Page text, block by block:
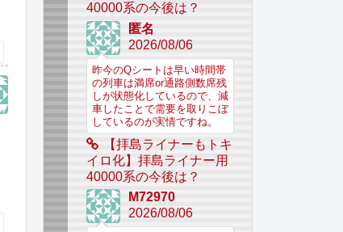
40000系の今後は？
匿名
2026/08/06
昨今のQシートは早い時間帯
の列車は満席or通路側数席残
しが状態化しているので、減
車したことで需要を取りこぼ
しているのが実情ですね。
【拝島ライナーもトキ
イロ化】拝島ライナー用
40000系の今後は？
M72970
2026/08/06